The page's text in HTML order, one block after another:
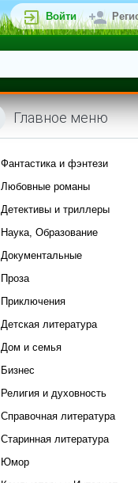
Войти
Главное меню
Фантастика и фэнтези
Любовные романы
Детективы и триллеры
Наука, Образование
Документальные
Проза
Приключения
Детская литература
Дом и семья
Бизнес
Религия и духовность
Справочная литература
Старинная литература
Юмор